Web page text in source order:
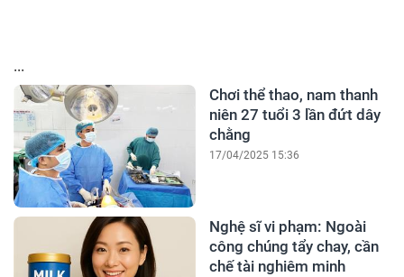
...
Chơi thể thao, nam thanh
niên 27 tuổi 3 lần đứt dây
chằng
17/04/2025 15:36
Nghệ sĩ vi phạm: Ngoài
công chúng tẩy chay, cần
chế tài nghiêm minh